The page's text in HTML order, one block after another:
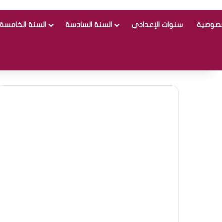
السنة الخامسة السنة السادسة سنوات الإعدادي